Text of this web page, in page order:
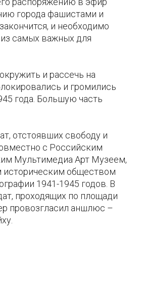
города фашистами и
и необходимо
из самых важных для
и рассечь на
и громились
года. Большую часть
отстоявших свободу и
с Российским
Мультимедиа Арт Музеем,
обществом
1941-1945 годов. В
проходящих по площади
провозгласил аншлюс –